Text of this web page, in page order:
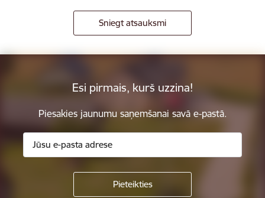
Sniegt atsauksmi
Esi pirmais, kurš uzzina!
Piesakies jaunumu saņemšanai savā e-pastā.